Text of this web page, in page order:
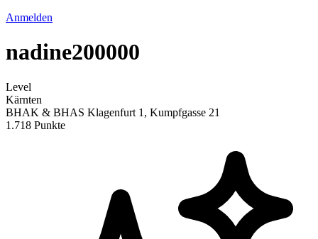
Anmelden
nadine200000
Level
Kärnten
BHAK & BHAS Klagenfurt 1, Kumpfgasse 21
1.718 Punkte